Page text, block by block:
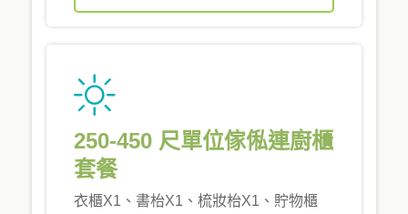
250-450 尺單位傢俬連廚櫃
套餐
衣櫃X1、書枱X1、梳妝枱X1、貯物櫃